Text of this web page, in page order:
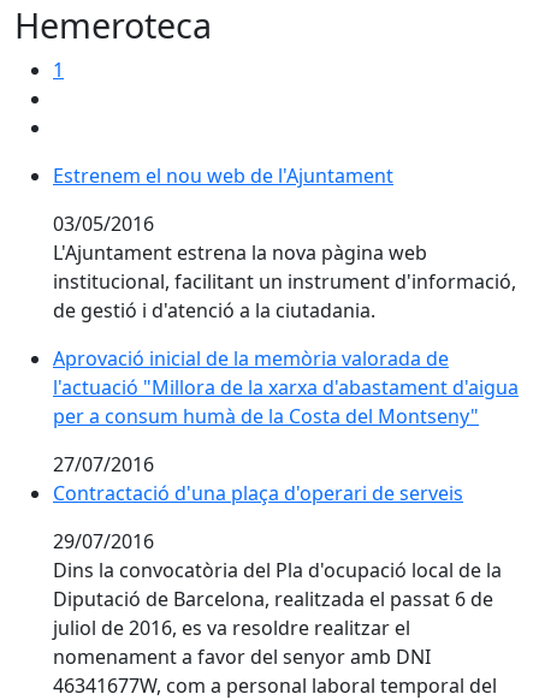
Hemeroteca
1
Estrenem el nou web de l'Ajuntament
Estrenem el nou web de l'Ajuntament
03/05/2016
L'Ajuntament estrena la nova pàgina web
institucional, facilitant un instrument d'informació,
de gestió i d'atenció a la ciutadania.
Aprovació inicial de la memòria valorada de
l'actuació "Millora de la xarxa d'abastament d'aigua
per a consum humà de la Costa del Montseny"
27/07/2016
Contractació d'una plaça d'operari de serveis
29/07/2016
Dins la convocatòria del Pla d'ocupació local de la
Diputació de Barcelona, realitzada el passat 6 de
juliol de 2016, es va resoldre realitzar el
nomenament a favor del senyor amb DNI
46341677W, com a personal laboral temporal del